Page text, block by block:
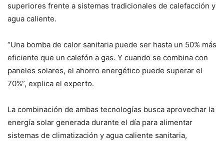
superiores frente a sistemas tradicionales de calefacción y
agua caliente.
“Una bomba de calor sanitaria puede ser hasta un 50% más
eficiente que un calefón a gas. Y cuando se combina con
paneles solares, el ahorro energético puede superar el
70%”, explica el experto.
La combinación de ambas tecnologías busca aprovechar la
energía solar generada durante el día para alimentar
sistemas de climatización y agua caliente sanitaria,